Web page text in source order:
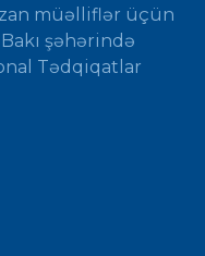
müəlliflər üçün
şəhərində
Tədqiqatlar